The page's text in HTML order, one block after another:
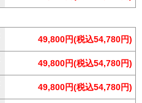
49,800円(税込54,780円)
49,800円(税込54,780円)
49,800円(税込54,780円)